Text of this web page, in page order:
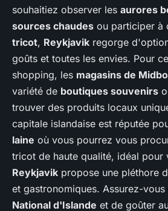
souhaitiez observer les aurores
sources chaudes ou participer à
tricot, Reykjavik regorge
goûts et toutes les envies. Pour
shopping, les magasins de
variété de boutiques souvenirs
trouver des produits locaux
capitale islandaise est réputée
laine où vous pourrez vous
tricot de haute qualité, idéal pour
Reykjavik propose une pléthore
et gastronomiques. Assurez-
National d'Islande et de goûter